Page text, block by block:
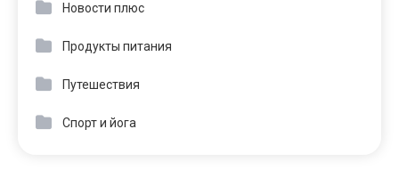
Новости плюс
Продукты питания
Путешествия
Спорт и йога